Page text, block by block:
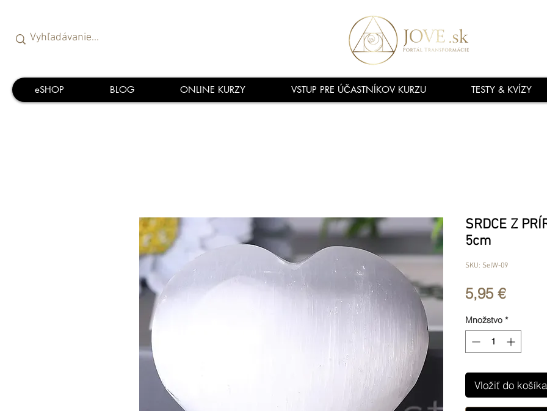
eSHOP BLOG ONLINE KURZY VSTUP PRE ÚČASTNÍKOV KURZU TESTY & KVÍZY
SRDCE Z
5cm
SKU: SelW-09
5,95 €Price
Množstvo *
Vložiť do košíka